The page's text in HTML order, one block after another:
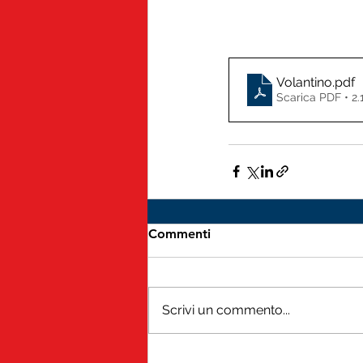
Volantino.pdf
Scarica PDF •
Commenti
Scrivi un commento...